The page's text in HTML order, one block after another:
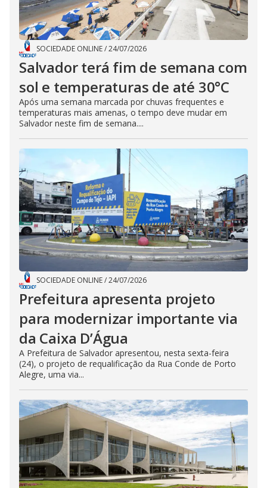
SOCIEDADE ONLINE/24/07/2026
Salvador terá fim de semana com
sol e temperaturas de até 30°C
Após uma semana marcada por chuvas frequentes e
temperaturas mais amenas, o tempo deve mudar em
Salvador neste fim de semana....
SOCIEDADE ONLINE/24/07/2026
Prefeitura apresenta projeto
para modernizar importante via
da Caixa D’Água
A Prefeitura de Salvador apresentou, nesta sexta-feira
(24), o projeto de requalificação da Rua Conde de Porto
Alegre, uma via...